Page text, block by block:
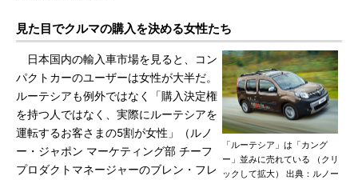
見た目でクルマの購入を決める女性たち
「ルーテシア」は「カング
ー」並みに売れている （クリ
ックして拡大） 出典：ルノー
日本国内の輸入車市場を見ると、コン
パクトカーのユーザーは女性が大半だ。
ルーテシアも例外ではなく「購入決定権
を持つ人ではなく、実際にルーテシアを
運転するお客さまの5割が女性」（ルノ
ー・ジャポン マーケティング部 チーフ
プロダクトマネージャーのブレン・フレ